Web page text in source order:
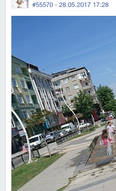
#55570 · 28.05.2017 17:28